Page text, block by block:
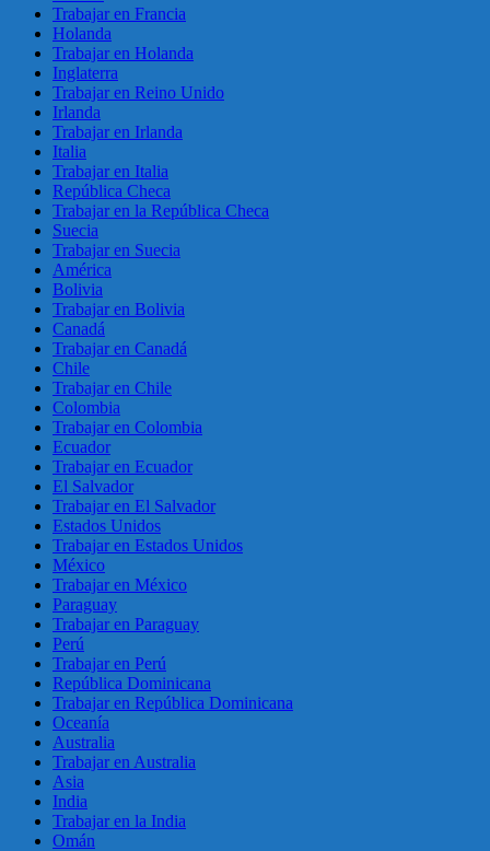
Trabajar en Francia
Holanda
Trabajar en Holanda
Inglaterra
Trabajar en Reino Unido
Irlanda
Trabajar en Irlanda
Italia
Trabajar en Italia
República Checa
Trabajar en la República Checa
Suecia
Trabajar en Suecia
América
Bolivia
Trabajar en Bolivia
Canadá
Trabajar en Canadá
Chile
Trabajar en Chile
Colombia
Trabajar en Colombia
Ecuador
Trabajar en Ecuador
El Salvador
Trabajar en El Salvador
Estados Unidos
Trabajar en Estados Unidos
México
Trabajar en México
Paraguay
Trabajar en Paraguay
Perú
Trabajar en Perú
República Dominicana
Trabajar en República Dominicana
Oceanía
Australia
Trabajar en Australia
Asia
India
Trabajar en la India
Omán